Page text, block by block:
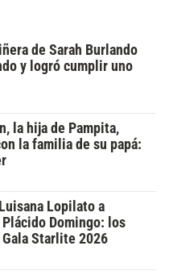
de Sarah Burlando
y logró cumplir uno
la hija de Pampita,
la familia de su papá:
Lopilato a
Domingo: los
Starlite 2026